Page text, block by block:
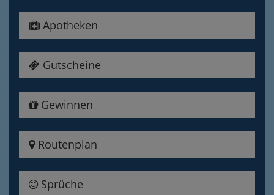
Apotheken
Gutscheine
Gewinnen
Routenplan
Sprüche